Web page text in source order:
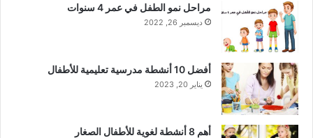
مراحل نمو الطفل في عمر 4 سنوات
ديسمبر 26, 2022
أفضل 10 أنشطة مدرسية تعليمية للأطفال
يناير 20, 2023
أهم 8 أنشطة لغوية للأطفال الصغار